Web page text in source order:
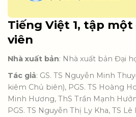
Tiếng Việt 1, tập một
viên
Nhà xuất bản: Nhà xuất bản Đại
Tác giả: GS. TS Nguyễn Minh
kiêm Chủ biên), PGS. TS Hoàng
Minh Hương, ThS Trần Mạnh
PGS. TS Nguyễn Thị Ly Kha, TS